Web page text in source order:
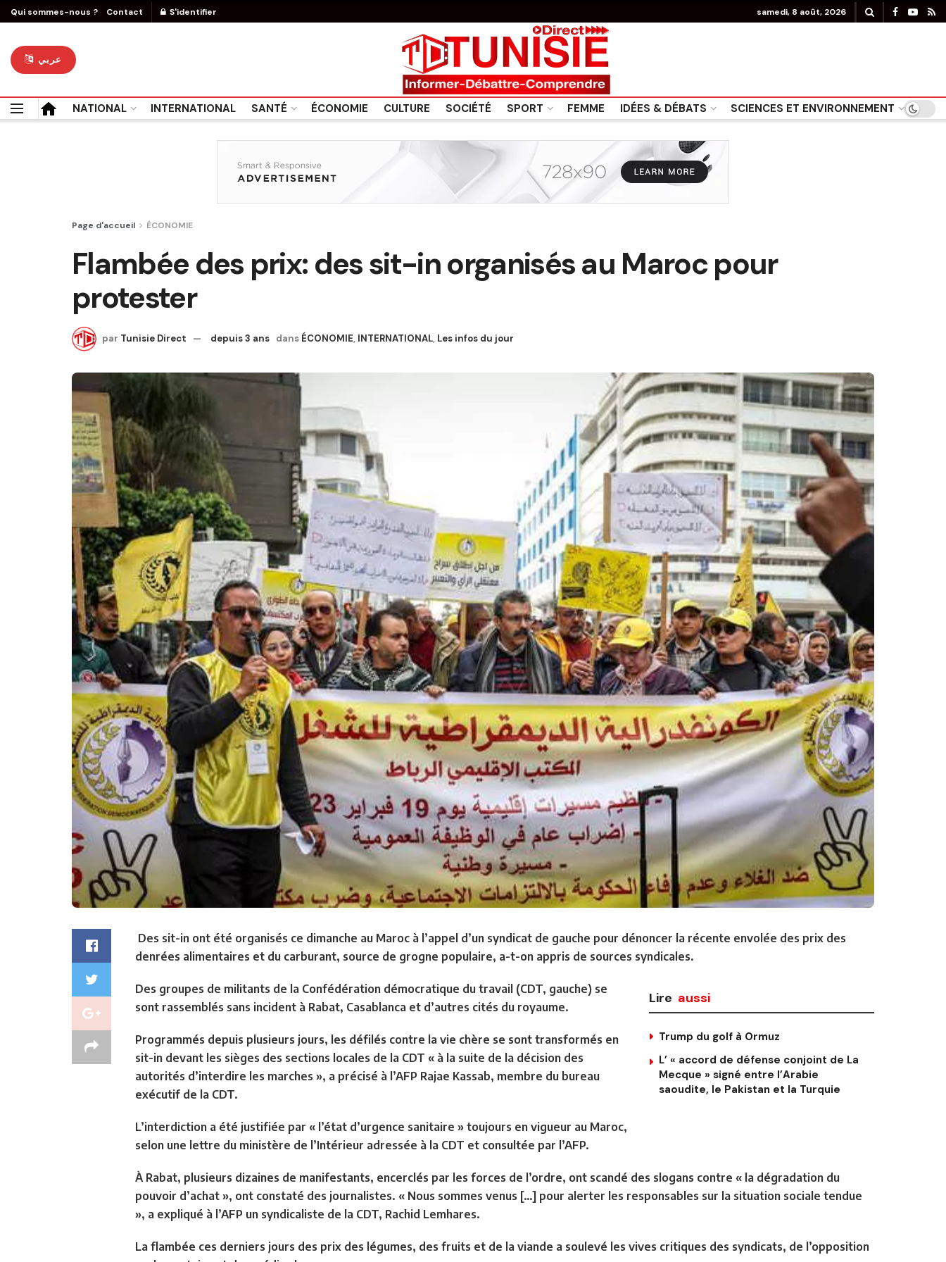
Qui sommes-nous ? Contact S'identifier samedi, 8 août, 2026
عربي
NATIONAL INTERNATIONAL SANTÉ ÉCONOMIE CULTURE SOCIÉTÉ SPORT FEMME IDÉES & DÉBATS SCIENCES ET ENVIRONNEMENT
Page d'accueil ÉCONOMIE
Flambée des prix: des sit-in organisés au Maroc pour
protester
par Tunisie Direct depuis 3 ans dans ÉCONOMIE, INTERNATIONAL, Les infos du jour
Des sit-in ont été organisés ce dimanche au Maroc à l’appel d’un syndicat de gauche pour dénoncer la récente envolée des prix des
denrées alimentaires et du carburant, source de grogne populaire, a-t-on appris de sources syndicales.
Lire aussi
Trump du golf à Ormuz
L’ « accord de défense conjoint de La
Mecque » signé entre l’Arabie
saoudite, le Pakistan et la Turquie
Des groupes de militants de la Confédération démocratique du travail (CDT, gauche) se
sont rassemblés sans incident à Rabat, Casablanca et d’autres cités du royaume.
Programmés depuis plusieurs jours, les défilés contre la vie chère se sont transformés en
sit-in devant les sièges des sections locales de la CDT « à la suite de la décision des
autorités d’interdire les marches », a précisé à l’AFP Rajae Kassab, membre du bureau
exécutif de la CDT.
L’interdiction a été justifiée par « l’état d’urgence sanitaire » toujours en vigueur au Maroc,
selon une lettre du ministère de l’Intérieur adressée à la CDT et consultée par l’AFP.
À Rabat, plusieurs dizaines de manifestants, encerclés par les forces de l’ordre, ont scandé des slogans contre « la dégradation du
pouvoir d’achat », ont constaté des journalistes. « Nous sommes venus […] pour alerter les responsables sur la situation sociale tendue
», a expliqué à l’AFP un syndicaliste de la CDT, Rachid Lemhares.
La flambée ces derniers jours des prix des légumes, des fruits et de la viande a soulevé les vives critiques des syndicats, de l’opposition